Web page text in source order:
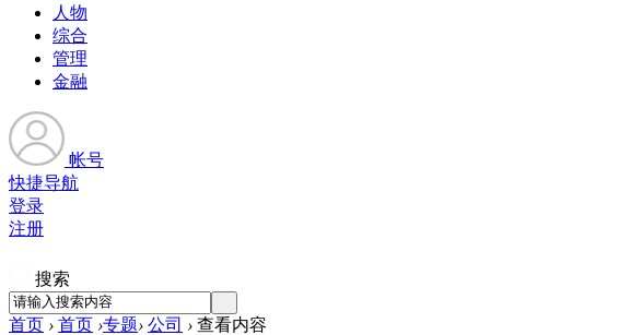
人物
综合
管理
金融
帐号
快捷导航
登录
注册
搜索
首页 › 首页 ›专题› 公司 › 查看内容